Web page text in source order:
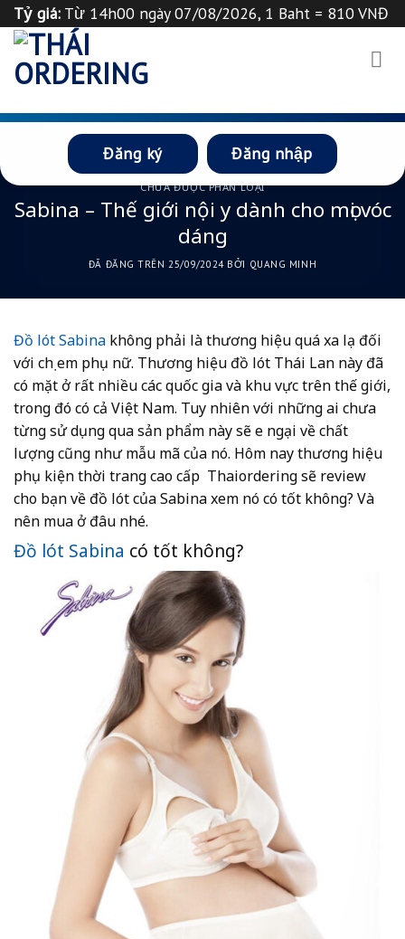
Chuyển
đến
dung
Tỷ giá: Từ 14h00 ngày 07/08/2026, 1 Baht = 810 VNĐ
Tỉ giá 1 ฿ = 835
Đăng ký Đăng nhập
CHƯA ĐƯỢC PHÂN LOẠI
Sabina – Thế giới nội y dành cho mọi vóc
dáng
ĐÃ ĐĂNG TRÊN25/09/2024 BỞI QUANG MINH
Đồ lót Sabina không phải là thương hiệu quá xa lạ đối
với chị em phụ nữ. Thương hiệu đồ lót Thái Lan này đã
có mặt ở rất nhiều các quốc gia và khu vực trên thế giới,
trong đó có cả Việt Nam. Tuy nhiên với những ai chưa
từng sử dụng qua sản phẩm này sẽ e ngại về chất
lượng cũng như mẫu mã của nó. Hôm nay thương hiệu
phụ kiện thời trang cao cấp Thaiordering sẽ review
cho bạn về đồ lót của Sabina xem nó có tốt không? Và
nên mua ở đâu nhé.
Đồ lót Sabina có tốt không?